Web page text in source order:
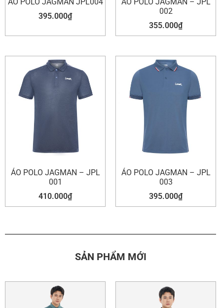
395.000₫
002
355.000₫
ÁO POLO JAGMAN – JPL
001
410.000₫
ÁO POLO JAGMAN – JPL
003
395.000₫
SẢN PHẨM MỚI